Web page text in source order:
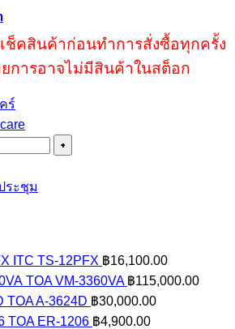
ช็คสินค้าก่อนทำการสั่งซื้อทุกครั้ง
ยการอาจไม่มีสินค้าในสต็อก
ระชุม
ITC TS-12PFX ฿16,100.00
TOA VM-3360VA ฿115,000.00
TOA A-3624D ฿30,000.00
TOA ER-1206 ฿4,900.00